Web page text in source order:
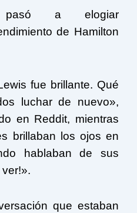
pasó a elogiar
de Hamilton
fue brillante. Qué
luchar de nuevo»,
en Reddit, mientras
brillaban los ojos en
hablaban de sus
que estaban